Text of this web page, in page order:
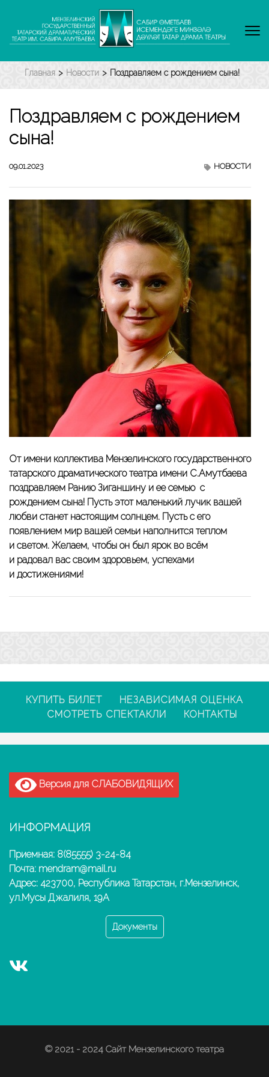
содержимому
Enter)
Главная > Новости > Поздравляем с рождением сына!
Поздравляем с рождением
сына!
09.01.2023 НОВОСТИ
От имени коллектива Мензелинского государственного
татарского драматического театра имени С.Амутбаева
поздравляем Ранию Зиганшину и ее семью с
рождением сына! Пусть этот маленький лучик вашей
любви станет настоящим солнцем. Пусть с его
появлением мир вашей семьи наполнится теплом
и светом. Желаем, чтобы он был ярок во всём
и радовал вас своим здоровьем, успехами
и достижениями!
КУПИТЬ БИЛЕТ
НЕЗАВИСИМАЯ ОЦЕНКА
СМОТРЕТЬ СПЕКТАКЛИ
КОНТАКТЫ
Версия для СЛАБОВИДЯЩИХ
ИНФОРМАЦИЯ
Приемная: 8(85555) 3-24-84
Почта: mendram@mail.ru
Адрес: 423700, Республика Татарстан, г.Мензелинск,
ул.Мусы Джалиля, 19А
Документы
© 2021 - 2024 Сайт Мензелинского театра